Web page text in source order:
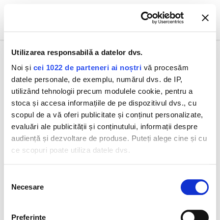
Utilizarea responsabilă a datelor dvs.
Noi și cei 1022 de parteneri ai noștri vă procesăm
datele personale, de exemplu, numărul dvs. de IP,
utilizând tehnologii precum modulele cookie, pentru a
stoca și accesa informațiile de pe dispozitivul dvs., cu
scopul de a vă oferi publicitate și conținut personalizate,
evaluări ale publicității și conținutului, informații despre
audiență și dezvoltare de produse. Puteți alege cine și cu
ce scopuri poate utiliza datele dvs.
Să colectăm informațiile cu privire la locația dvs.
Să vă identificăm dispozitivul scanândul-l în mod
consimțământului
Necesare
Preferinţe
0
Toate produsele GAMĂ Cellular Water Gel 50 ml